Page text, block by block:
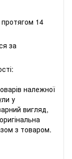
14
за
належної
у
вигляд,
з товаром.